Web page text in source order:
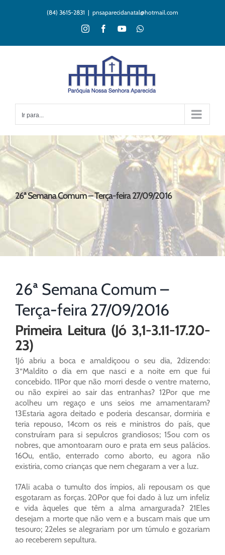
(84) 3615-2831 | pnsaparecidanatal@hotmail.com
InstagramFacebookYouTubeWhatsApp
Ir para...
26ª Semana Comum – Terça-feira 27/09/2016
26ª Semana Comum –
Terça-feira 27/09/2016
Primeira Leitura (Jó 3,1-3.11-17.20-
23)
1Jó abriu a boca e amaldiçoou o seu dia, 2dizendo:
3“Maldito o dia em que nasci e a noite em que fui
concebido. 11Por que não morri desde o ventre materno,
ou não expirei ao sair das entranhas? 12Por que me
acolheu um regaço e uns seios me amamentaram?
13Estaria agora deitado e poderia descansar, dormiria e
teria repouso, 14com os reis e ministros do país, que
construíram para si sepulcros grandiosos; 15ou com os
nobres, que amontoaram ouro e prata em seus palácios.
16Ou, então, enterrado como aborto, eu agora não
existiria, como crianças que nem chegaram a ver a luz.
17Ali acaba o tumulto dos ímpios, ali repousam os que
esgotaram as forças. 20Por que foi dado à luz um infeliz
e vida àqueles que têm a alma amargurada? 21Eles
desejam a morte que não vem e a buscam mais que um
tesouro; 22eles se alegrariam por um túmulo e gozariam
ao receberem sepultura.